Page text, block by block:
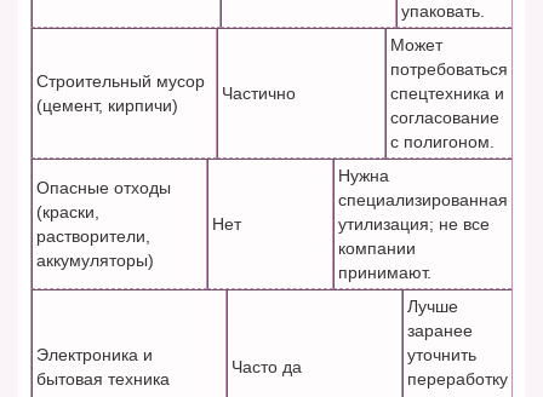
упаковать.
Строительный мусор
(цемент, кирпичи)
Частично
Может
потребоваться
спецтехника и
согласование
с полигоном.
Опасные отходы
(краски,
растворители,
аккумуляторы)
Нет
Нужна
специализированная
утилизация; не все
компании
принимают.
Электроника и
бытовая техника
Часто да
Лучше
заранее
уточнить
переработку